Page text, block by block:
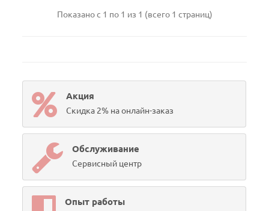
Показано с 1 по 1 из 1 (всего 1 страниц)
Акция
Скидка 2% на онлайн-заказ
Обслуживание
Сервисный центр
Опыт работы